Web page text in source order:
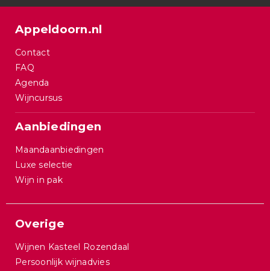
Appeldoorn.nl
Contact
FAQ
Agenda
Wijncursus
Aanbiedingen
Maandaanbiedingen
Luxe selectie
Wijn in pak
Overige
Wijnen Kasteel Rozendaal
Persoonlijk wijnadvies